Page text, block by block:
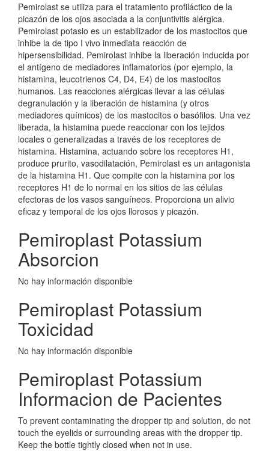
Pemirolast se utiliza para el tratamiento profiláctico de la
picazón de los ojos asociada a la conjuntivitis alérgica.
Pemirolast potasio es un estabilizador de los mastocitos que
inhibe la de tipo I vivo inmediata reacción de
hipersensibilidad. Pemirolast inhibe la liberación inducida por
el antígeno de mediadores inflamatorios (por ejemplo, la
histamina, leucotrienos C4, D4, E4) de los mastocitos
humanos. Las reacciones alérgicas llevar a las células
degranulación y la liberación de histamina (y otros
mediadores químicos) de los mastocitos o basófilos. Una vez
liberada, la histamina puede reaccionar con los tejidos
locales o generalizadas a través de los receptores de
histamina. Histamina, actuando sobre los receptores H1,
produce prurito, vasodilatación, Pemirolast es un antagonista
de la histamina H1. Que compite con la histamina por los
receptores H1 de lo normal en los sitios de las células
efectoras de los vasos sanguíneos. Proporciona un alivio
eficaz y temporal de los ojos llorosos y picazón.
Pemiroplast Potassium
Absorcion
No hay información disponible
Pemiroplast Potassium
Toxicidad
No hay información disponible
Pemiroplast Potassium
Informacion de Pacientes
To prevent contaminating the dropper tip and solution, do not
touch the eyelids or surrounding areas with the dropper tip.
Keep the bottle tightly closed when not in use.